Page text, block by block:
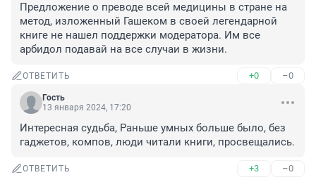
Предложение о преводе всей медицины в стране на
метод, изложенный Гашеком в своей легендарной
книге не нашел поддержки модератора. Им все
арбидол подавай на все случаи в жизни.
ОТВЕТИТЬ +0 –0
Гость
13 января 2024, 17:20
Интересная судьба, Раньше умных больше было, без
гаджетов, компов, люди читали книги, просвещались.
ОТВЕТИТЬ +3 –0